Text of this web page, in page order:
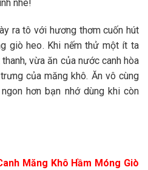
nhé!
ra tô với hương thơm cuốn hút
giò heo. Khi nếm thử một ít ta
vừa ăn của nước canh hòa
của măng khô. Ăn vô cùng
hơn bạn nhớ dùng khi còn
Măng Khô Hầm Móng Giò